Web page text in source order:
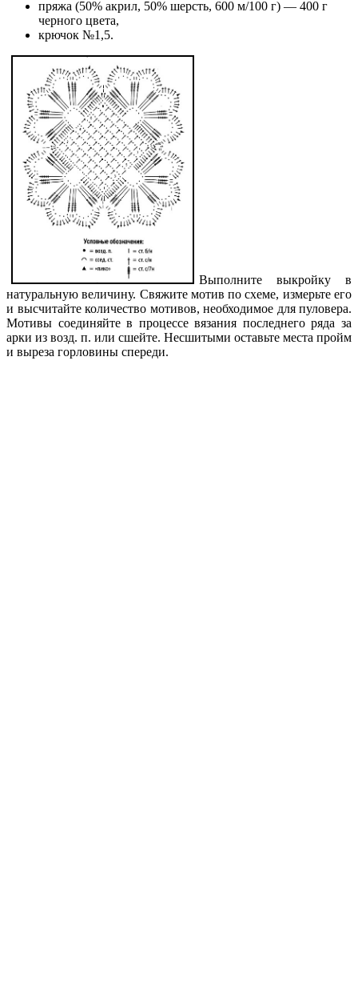
пряжа (50% акрил, 50% шерсть, 600 м/100 г) — 400 г
черного цвета,
крючок №1,5.
Выполните выкройку в
натуральную величину. Свяжите мотив по схеме, измерьте его
и высчитайте количество мотивов, необходимое для пуловера.
Мотивы соединяйте в процессе вязания последнего ряда за
арки из возд. п. или сшейте. Несшитыми оставьте места пройм
и выреза горловины спереди.